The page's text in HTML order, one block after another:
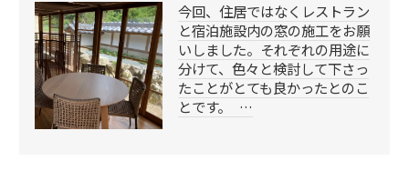
今回、住居ではなくレストラン
と宿泊施設内の窓の施工をお願
いしました。それぞれの用途に
分けて、色々と検討して下さっ
たことがとても良かったとのこ
とです。 …